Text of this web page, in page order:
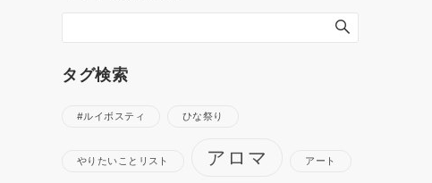
タグ検索
#ルイボスティ ひな祭り
やりたいことリスト アロマ アート